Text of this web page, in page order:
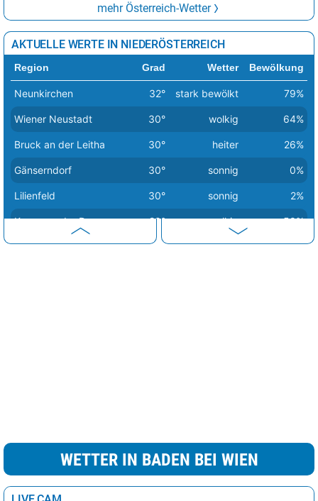
mehr Österreich-Wetter
AKTUELLE WERTE IN NIEDERÖSTERREICH
Region Grad Wetter Bewölkung
Neunkirchen 32° stark bewölkt 79%
Wiener Neustadt 30° wolkig 64%
Bruck an der Leitha 30° heiter 26%
Gänserndorf 30° sonnig 0%
Lilienfeld 30° sonnig 2%
Krems an der Donau 29° wolkig 50%
Waidhofen an der Ybbs 29° sonnig 9%
Klosterneuburg 29° sonnig
Baden bei Wien 29° sonnig 0%
WETTER IN BADEN BEI WIEN